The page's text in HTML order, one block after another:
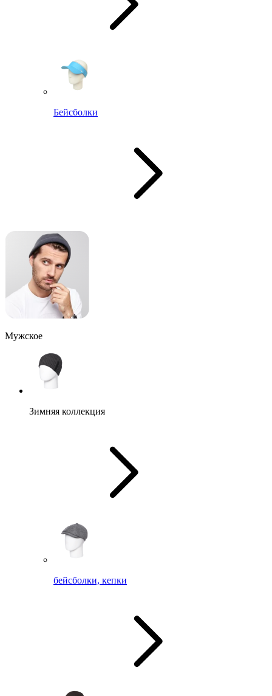
Бейсболки
Мужское
Зимняя коллекция
бейсболки, кепки